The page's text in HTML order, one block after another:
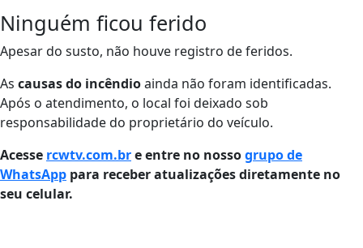
Ninguém ficou ferido
Apesar do susto, não houve registro de feridos.
As causas do incêndioainda não foram identificadas.
Após o atendimento, o local foi deixado sob
responsabilidade do proprietário do veículo.
Acesse rcwtv.com.bre entre no nossogrupo de
WhatsApp para receber atualizações diretamente no
seu celular.